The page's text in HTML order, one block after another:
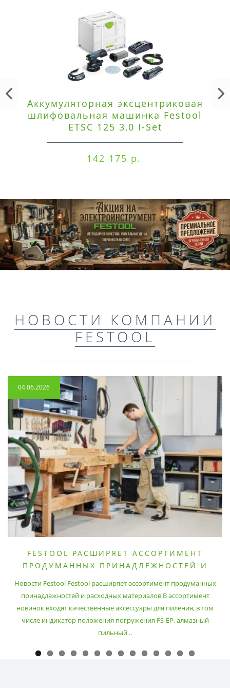
Аккумуляторная эксцентриковая
шлифовальная машинка Festool
ETSC 125 3,0 I-Set
142 175 р.
НОВОСТИ КОМПАНИИ
FESTOOL
04.06.2026
FESTOOL РАСШИРЯЕТ АССОРТИМЕНТ
ПРОДУМАННЫХ ПРИНАДЛЕЖНОСТЕЙ И
Новости Festool Festool расширяет ассортимент продуманных
принадлежностей и расходных материалов В ассортимент
новинок входят качественные аксессуары для пиления, в том
числе индикатор положения погружения FS-EP, алмазный
пильный ..